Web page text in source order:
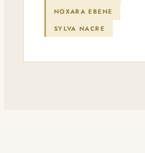
NOXARA EBENE
SYLVA NACRE